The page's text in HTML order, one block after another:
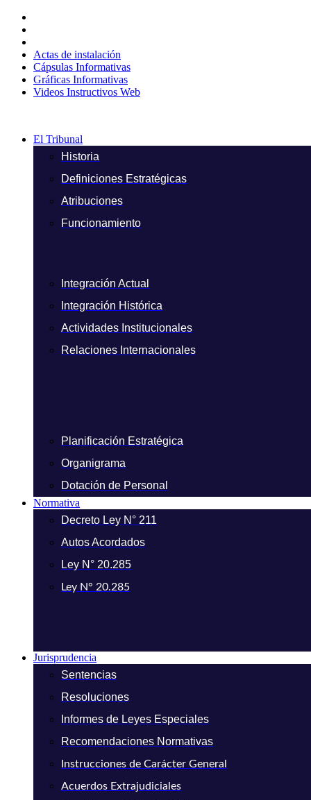
contenido
Actas de instalación
Cápsulas Informativas
Gráficas Informativas
Videos Instructivos Web
El Tribunal
Historia
Definiciones Estratégicas
Atribuciones
Funcionamiento
Integración Actual
Integración Histórica
Actividades Institucionales
Relaciones Internacionales
Planificación Estratégica
Organigrama
Dotación de Personal
Normativa
Decreto Ley N° 211
Autos Acordados
Ley N° 20.285
Ley N° 20.285
Jurisprudencia
Sentencias
Resoluciones
Informes de Leyes Especiales
Recomendaciones Normativas
Instrucciones de Carácter General
Acuerdos Extrajudiciales